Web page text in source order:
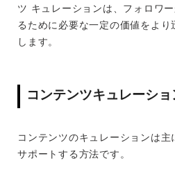
ツ キュレーションは、フォロワ
るために必要な一定の価値をよ
します。
コンテンツキュレーショ
コンテンツのキュレーションは
サポートする方法です。